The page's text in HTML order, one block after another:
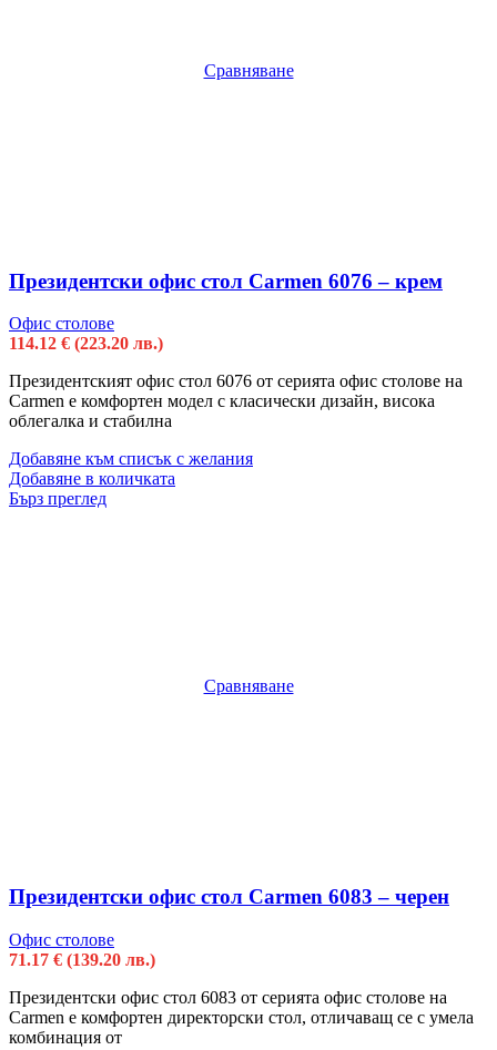
Сравняване
Президентски офис стол Carmen 6076 – крем
Офис столове
114.12 € (223.20 лв.)
Президентският офис стол 6076 от серията офис столове на
Carmen е комфортен модел с класически дизайн, висока
облегалка и стабилна
Добавяне към списък с желания
Добавяне в количката
Бърз преглед
Сравняване
Президентски офис стол Carmen 6083 – черен
Офис столове
71.17 € (139.20 лв.)
Президентски офис стол 6083 от серията офис столове на
Carmen е комфортен директорски стол, отличаващ се с умела
комбинация от